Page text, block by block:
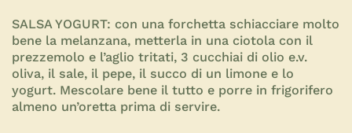
SALSA YOGURT: con una forchetta schiacciare molto
bene la melanzana, metterla in una ciotola con il
prezzemolo e l’aglio tritati, 3 cucchiai di olio e.v.
oliva, il sale, il pepe, il succo di un limone e lo
yogurt. Mescolare bene il tutto e porre in frigorifero
almeno un’oretta prima di servire.